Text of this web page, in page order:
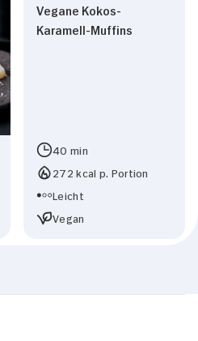
Vegane Kokos-
Karamell-Muffins
40 min
272 kcal p. Portion
Leicht
Vegan